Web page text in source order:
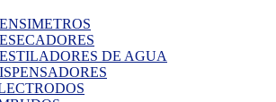
DE AGUA